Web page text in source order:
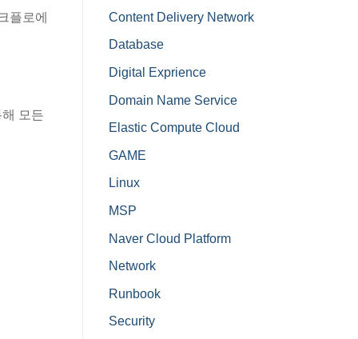
플로에
모든
Content Delivery Network
Database
Digital Exprience
Domain Name Service
Elastic Compute Cloud
GAME
Linux
MSP
Naver Cloud Platform
Network
Runbook
Security